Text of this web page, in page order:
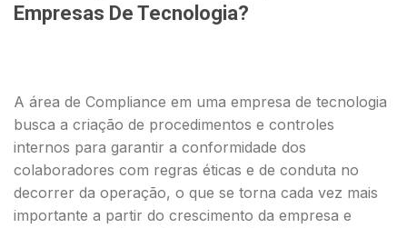
Empresas De Tecnologia?
A área de Compliance em uma empresa de tecnologia
busca a criação de procedimentos e controles
internos para garantir a conformidade dos
colaboradores com regras éticas e de conduta no
decorrer da operação, o que se torna cada vez mais
importante a partir do crescimento da empresa e